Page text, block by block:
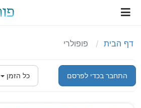
דף הבית פופולרי
התחבר בכדי לפרסם כל הזמן